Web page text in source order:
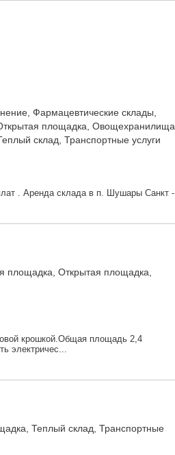
Фармацевтические склады,
площадка, Овощехранилища,
склад, Транспортные услуги
. Аренда склада в п. Шушары Санкт -
площадка, Открытая площадка,
крошкой.Общая площадь 2,4
электричес...
Теплый склад, Транспортные